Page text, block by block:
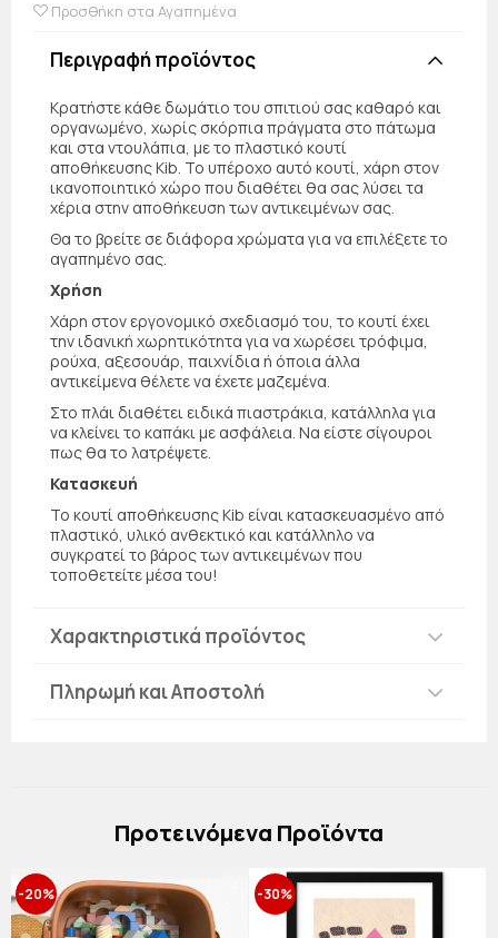
Προσθήκη στα Αγαπημένα
Περιγραφή προϊόντος
Κρατήστε κάθε δωμάτιο του σπιτιού σας καθαρό και
οργανωμένο, χωρίς σκόρπια πράγματα στο πάτωμα
και στα ντουλάπια, με το πλαστικό κουτί
αποθήκευσης Kib. Το υπέροχο αυτό κουτί, χάρη στον
ικανοποιητικό χώρο που διαθέτει θα σας λύσει τα
χέρια στην αποθήκευση των αντικειμένων σας.
Θα το βρείτε σε διάφορα χρώματα για να επιλέξετε το
αγαπημένο σας.
Χρήση
Χάρη στον εργονομικό σχεδιασμό του, το κουτί έχει
την ιδανική χωρητικότητα για να χωρέσει τρόφιμα,
ρούχα, αξεσουάρ, παιχνίδια ή όποια άλλα
αντικείμενα θέλετε να έχετε μαζεμένα.
Στο πλάι διαθέτει ειδικά πιαστράκια, κατάλληλα για
να κλείνει το καπάκι με ασφάλεια. Να είστε σίγουροι
πως θα το λατρέψετε.
Κατασκευή
Το κουτί αποθήκευσης Kib είναι κατασκευασμένο από
πλαστικό, υλικό ανθεκτικό και κατάλληλο να
συγκρατεί το βάρος των αντικειμένων που
τοποθετείτε μέσα του!
Χαρακτηριστικά προϊόντος
Πληρωμή και Αποστολή
Πρoτεινόμενα Προϊόντα
-20% -30%